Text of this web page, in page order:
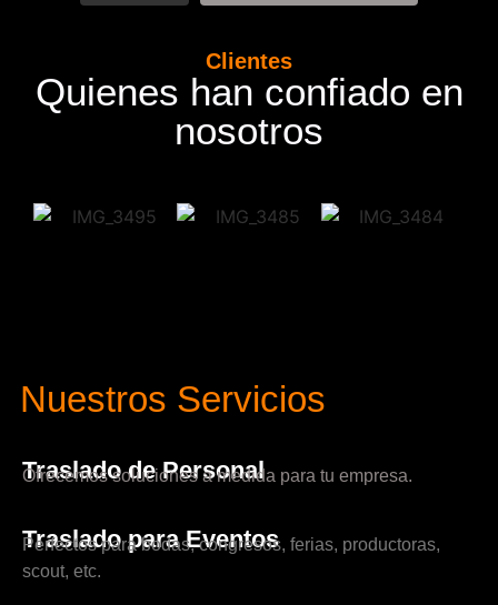
Clientes
Quienes han confiado en
nosotros
Nuestros Servicios
Traslado de Personal
Ofrecemos soluciones a medida para tu empresa.
Traslado para Eventos
Perfectos para bodas, congresos, ferias, productoras,
scout, etc.